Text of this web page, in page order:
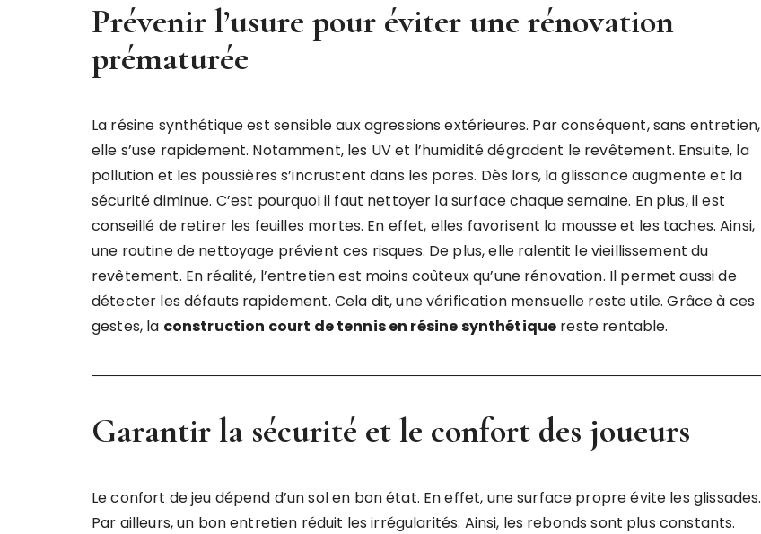
Prévenir l’usure pour éviter une rénovation
prématurée
La résine synthétique est sensible aux agressions extérieures. Par conséquent, sans entretien,
elle s’use rapidement. Notamment, les UV et l’humidité dégradent le revêtement. Ensuite, la
pollution et les poussières s’incrustent dans les pores. Dès lors, la glissance augmente et la
sécurité diminue. C’est pourquoi il faut nettoyer la surface chaque semaine. En plus, il est
conseillé de retirer les feuilles mortes. En effet, elles favorisent la mousse et les taches. Ainsi,
une routine de nettoyage prévient ces risques. De plus, elle ralentit le vieillissement du
revêtement. En réalité, l’entretien est moins coûteux qu’une rénovation. Il permet aussi de
détecter les défauts rapidement. Cela dit, une vérification mensuelle reste utile. Grâce à ces
gestes, la construction court de tennis en résine synthétique reste rentable.
Garantir la sécurité et le confort des joueurs
Le confort de jeu dépend d’un sol en bon état. En effet, une surface propre évite les glissades.
Par ailleurs, un bon entretien réduit les irrégularités. Ainsi, les rebonds sont plus constants.